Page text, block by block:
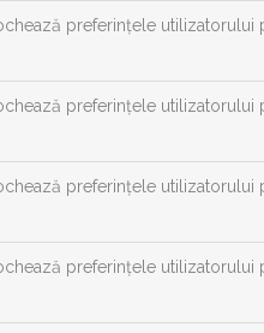
preferințele
preferințele
preferințele
preferințele